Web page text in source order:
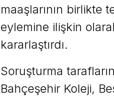
maaşlarının birlikte
eylemine ilişkin
kararlaştırdı.
Soruşturma
Bahçeşehir Koleji,